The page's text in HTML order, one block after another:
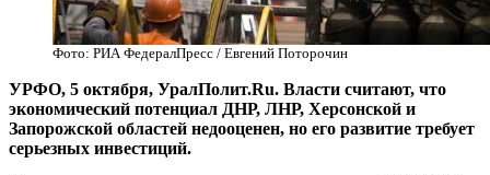
Фото: РИА ФедералПресс / Евгений Поторочин
УРФО, 5 октября, УралПолит.Ru. Власти считают, что
экономический потенциал ДНР, ЛНР, Херсонской и
Запорожской областей недооценен, но его развитие требует
серьезных инвестиций.